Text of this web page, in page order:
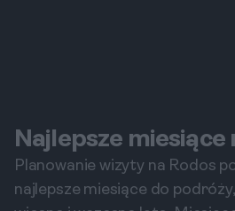
Najlepsze miesiące
Planowanie wizyty na Rodos
najlepsze miesiące do